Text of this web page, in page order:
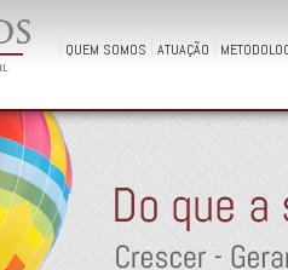
QUEM SOMOS ATUAÇÃO